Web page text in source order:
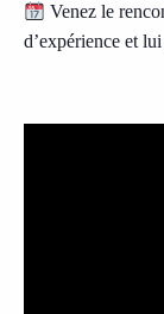
Venez le
d’expérience et